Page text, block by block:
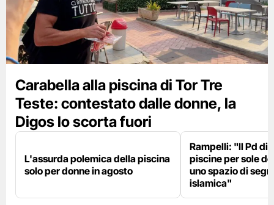
Carabella alla piscina di Tor Tre
Teste: contestato dalle donne, la
Digos lo scorta fuori
L'assurda polemica della piscina
solo per donne in agosto
Rampelli: "Il Pd
piscine per sole
uno spazio di
islamica"